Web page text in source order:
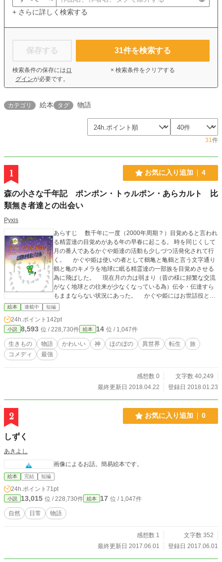
+ さらに詳しく検索する
保存する
検索条件の保存には ロ
グインが必要です。
31件を検索する
× 検索条件をクリアする
カテゴリ 絵本 タグ 物語
31件
1 お気に入り追加 4
森の小さな千年記 ポンポン・トゥルポン・あらカルト 比
類無き者達との出会い
Pyxis
あらすじ 数千年に一度（2000年周期？）目覚めると言われ
る精霊達の目覚めがある年の早春に起こる。 時を同じくして
月の番人であるかぐや姫達の活動も少しづつ活発化されて行
く。 かぐや姫は使いの者として鶴亀と亀鶴と言う文字通り
鶴と亀のキメラを地球に眠る精霊達の一部族を目覚めさせる
為に飛ばした。 現在月の力は弱まり（昔の様に頻繁な交流
がなく地球との往来が少なくなっている為）伝令・伝達すら
もままならない状況にあった。 かぐや姫にはお世話役とし
て兎の精霊（月の住人）ウサ・ポンが身の回りの世話をやい
ていた。 かぐや姫はウサ・ポンの作る月見団子がとても好物
でそれを食べる事が何よりの楽しみであった♪ 一方月より
地球に飛び立った鶴亀＆亀鶴は予想だにしない人物に出会う
のである・・・（かぐや姫の姿をした影の存在） その陰の
存在に洗脳された鶴亀＆亀鶴は2000年の間眠りについていた
ハニワの精霊達の親玉ハニワンを呼び起こすのであった。
手下のチビ達を従えて地球の転覆を謀る活動を繰り返そうと
していたのである。 ハニワン達を呼び起こした鶴亀＆亀鶴
ネルギーを使う為） その一方では目覚まし年計と言う目覚
まし時計（1000年単位の目覚ましｗ以降千年計と呼ぶ）の寝
ってもタフな千年計は即座にバージョンアップをするのであ
ったｗｗ そんなこんなで新たな2000年紀が始まろうとして
絵本 連載中 短編
24h.ポイント 142pt
小説 8,593 位 / 228,730件 絵本 14 位 / 1,047件
生きもの 物語 かわいい 神 ほのぼの 異世界 転生
旅
コメディ
最強
感想数 0
文字数 40,249
最終更新日 2018.04.22
登録日 2018.01.23
2 お気に入り追加 0
しずく
あきよし
画像によるお話。簡易絵本です。
絵本 完結 短編
24h.ポイント 71pt
小説 13,015 位 / 228,730件 絵本 17 位 / 1,047件
自然 日常 物語
感想数 1
文字数 352
最終更新日 2017.06.01
登録日 2017.06.01